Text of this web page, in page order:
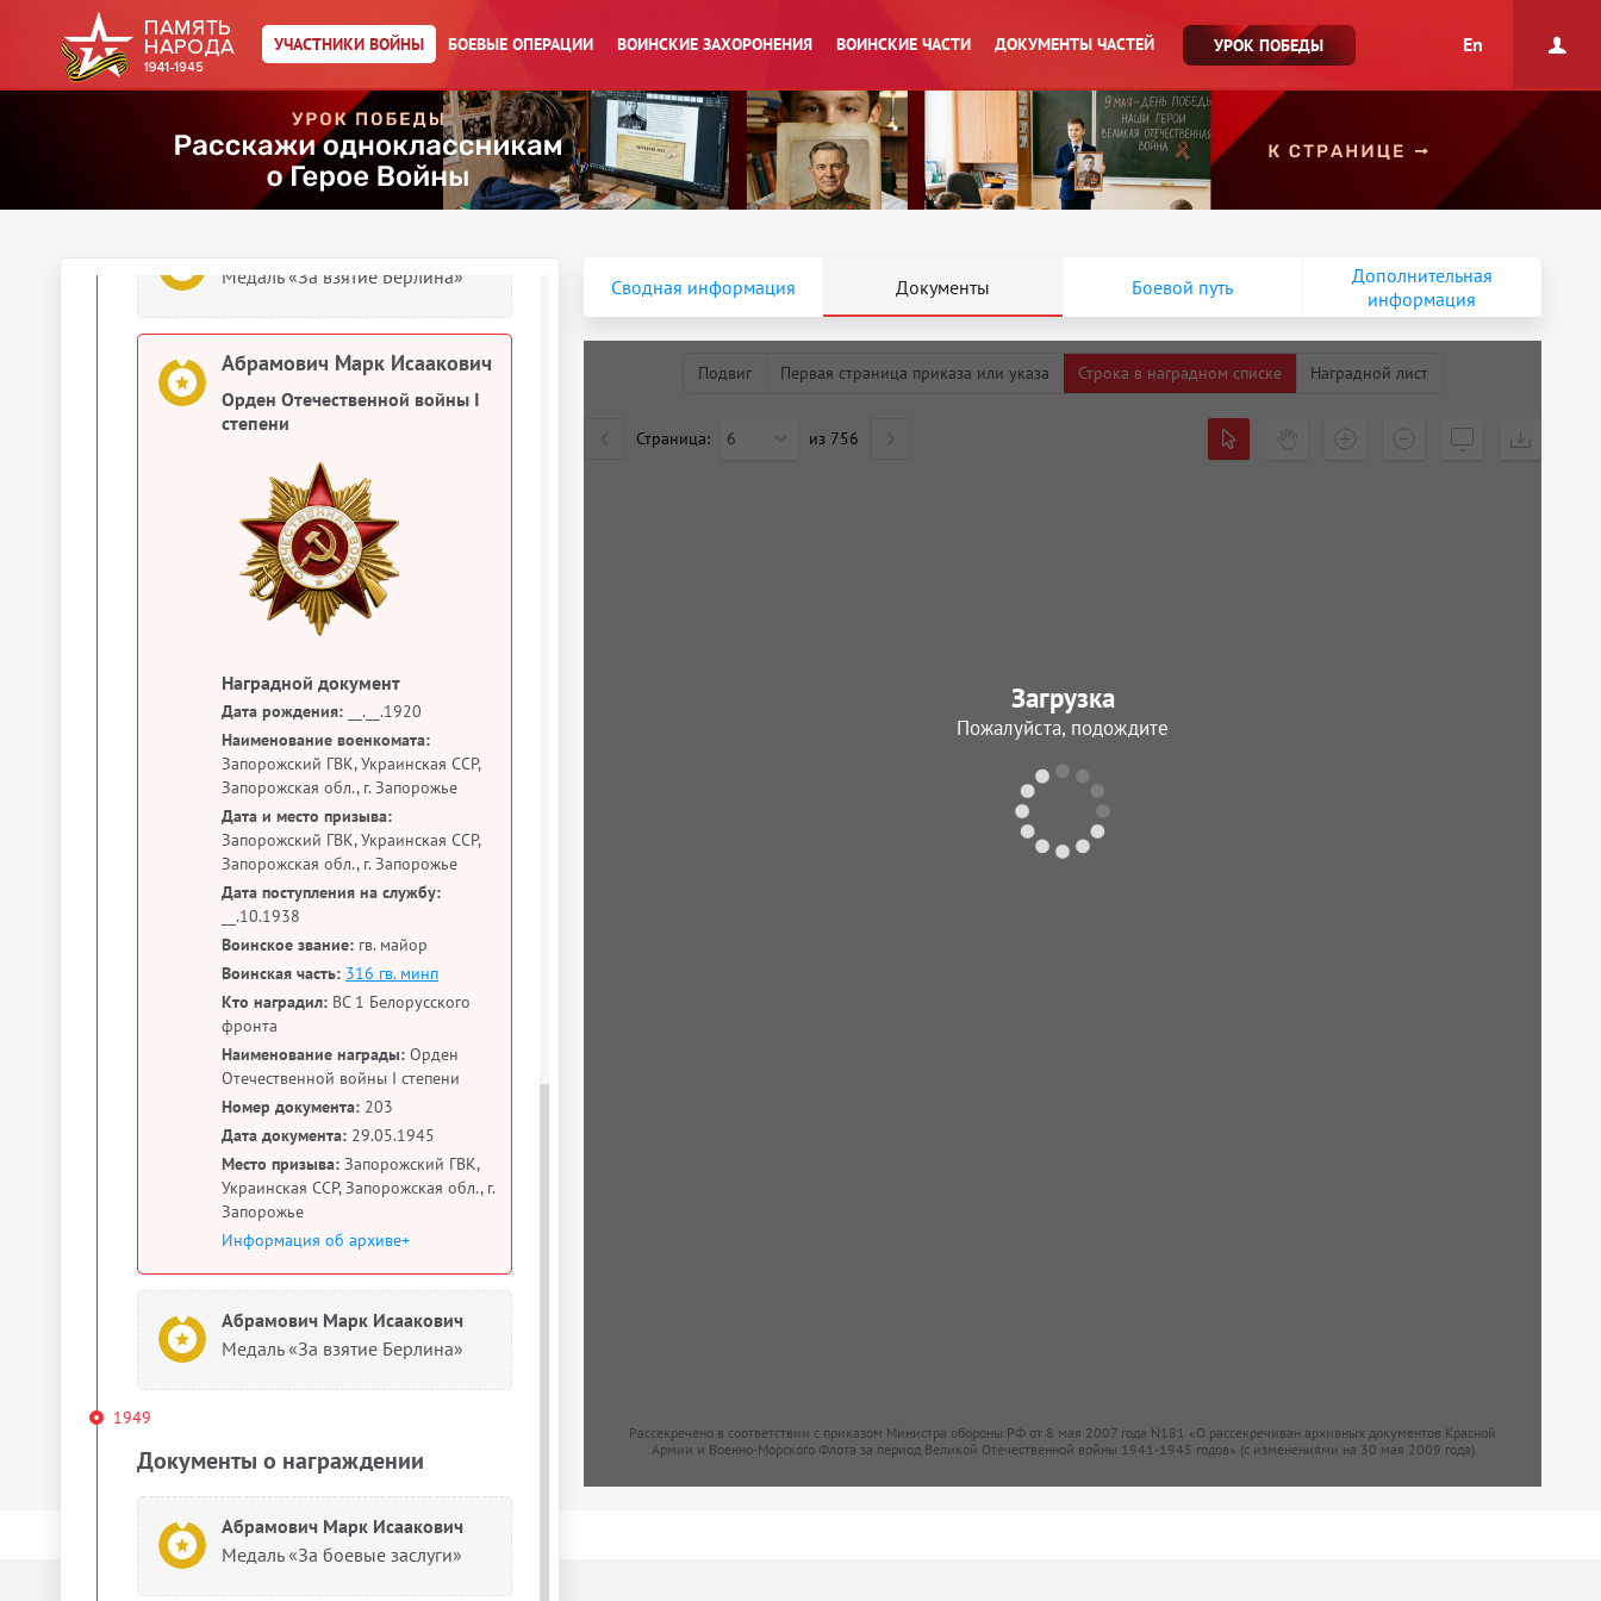
УЧАСТНИКИ ВОЙНЫ БОЕВЫЕ ОПЕРАЦИИ ВОИНСКИЕ ЗАХОРОНЕНИЯ ВОИНСКИЕ ЧАСТИ ДОКУМЕНТЫ ЧАСТЕЙ УРОК ПОБЕДЫ En
1945 гг.»
Абрамович Марк Исаакович
Медаль «За освобождение
Варшавы»
Медаль «За взятие Берлина»
Абрамович Марк Исаакович
Орден Отечественной войны I
степени
Наградной документ
Дата рождения: __.__.1920
Наименование военкомата:
Запорожский ГВК, Украинская ССР,
Запорожская обл., г. Запорожье
Дата и место призыва:
Запорожский ГВК, Украинская ССР,
Запорожская обл., г. Запорожье
Дата поступления на службу:
__.10.1938
Воинское звание: гв. майор
Воинская часть: 316 гв. минп
Кто наградил: ВС 1 Белорусского
фронта
Наименование награды: Орден
Отечественной войны I степени
Номер документа: 203
Дата документа: 29.05.1945
Место призыва: Запорожский ГВК,
Украинская ССР, Запорожская обл., г.
Запорожье
Информация об архиве+
Абрамович Марк Исаакович
Медаль «За взятие Берлина»
1949
Документы о награждении
Абрамович Марк Исаакович
Медаль «За боевые заслуги»
Сводная информация Документы Боевой путь
Дополнительная
информация
Подвиг Первая страница приказа или указа Строка в наградном списке Наградной лист
Страница: 6 из 756
Рассекречено в соответствии с приказом Министра обороны РФ от 8 мая 2007 года N181 «О рассекречиван архивных документов Красной
Армии и Военно-Морского Флота за период Великой Отечественной войны 1941-1945 годов» (с изменениями на 30 мая 2009 года)
Загрузка
Пожалуйста, подождите